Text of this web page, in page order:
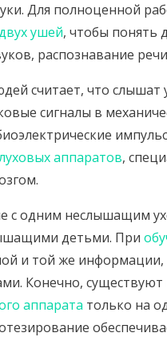
Для полноценной
ушей, чтобы понять
распознавание
считает, что
сигналы в
аппаратов,
с одним неслышащим
детьми. При
и той же
Конечно, существуют
аппарата только на